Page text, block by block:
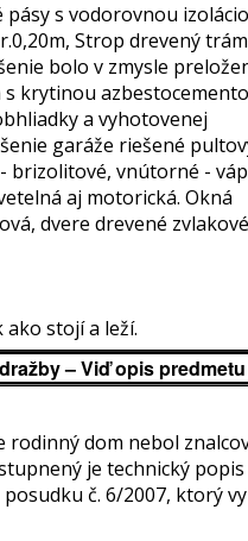
s vodorovnou
Strop drevený
bolo v zmysle
s krytinou
a vyhotovenej
garáže riešené
brizolitové, vnútorné -
aj motorická. Okná
dvere drevené
ako stojí a leží.
– Viď opis
rodinný dom nebol
je technický
č. 6/2007, ktorý